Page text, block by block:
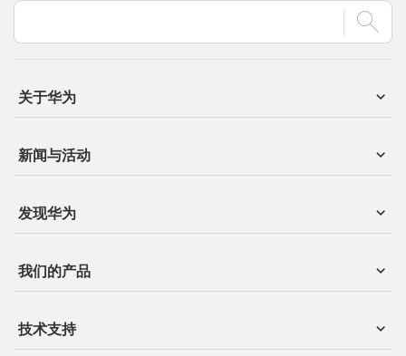
关于华为
新闻与活动
发现华为
我们的产品
技术支持